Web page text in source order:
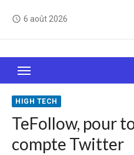
access_time 6 août 2026
Le Web, c'est comme
sait jamais sur
HIGH TECH
TeFollow, pour
compte Twitter